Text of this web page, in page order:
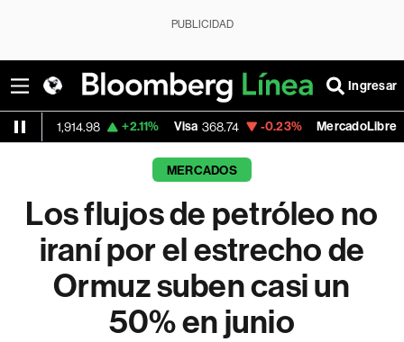
PUBLICIDAD
Ingresar
+2.11% Visa 368.74 -0.23% MercadoLibre 1,915.45
MERCADOS
Los flujos de petróleo no
iraní por el estrecho de
Ormuz suben casi un
50% en junio